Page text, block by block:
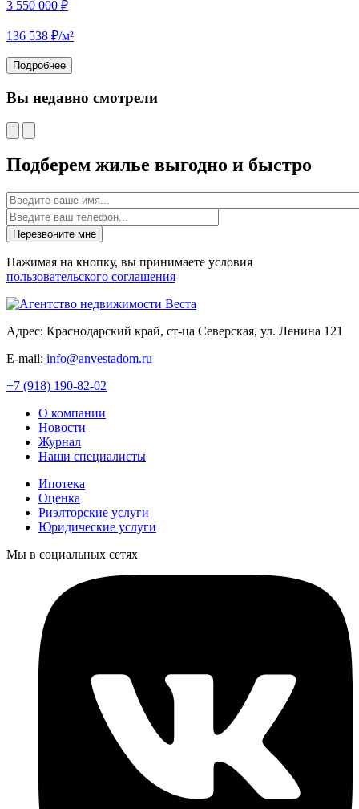
3 550 000 ₽
136 538 ₽/м²
Подробнее
Вы недавно смотрели
Подберем жилье выгодно и быстро
Имя
Нажимая на кнопку, вы принимаете условия
пользовательского соглашения
Адрес: Краснодарский край, ст-ца Северская, ул. Ленина 121
E-mail: info@anvestadom.ru
+7 (918) 190-82-02
О компании
Новости
Журнал
Наши специалисты
Ипотека
Оценка
Риэлторские услуги
Юридические услуги
Мы в социальных сетях